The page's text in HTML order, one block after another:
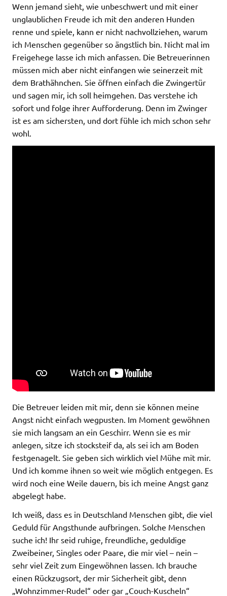
Wenn jemand sieht, wie unbeschwert und mit einer
unglaublichen Freude ich mit den anderen Hunden
renne und spiele, kann er nicht nachvollziehen, warum
ich Menschen gegenüber so ängstlich bin. Nicht mal im
Freigehege lasse ich mich anfassen. Die Betreuerinnen
müssen mich aber nicht einfangen wie seinerzeit mit
dem Brathähnchen. Sie öffnen einfach die Zwingertür
und sagen mir, ich soll heimgehen. Das verstehe ich
sofort und folge ihrer Aufforderung. Denn im Zwinger
ist es am sichersten, und dort fühle ich mich schon sehr
wohl.
Die Betreuer leiden mit mir, denn sie können meine
Angst nicht einfach wegpusten. Im Moment gewöhnen
sie mich langsam an ein Geschirr. Wenn sie es mir
anlegen, sitze ich stocksteif da, als sei ich am Boden
festgenagelt. Sie geben sich wirklich viel Mühe mit mir.
Und ich komme ihnen so weit wie möglich entgegen. Es
wird noch eine Weile dauern, bis ich meine Angst ganz
abgelegt habe.
Ich weiß, dass es in Deutschland Menschen gibt, die viel
Geduld für Angsthunde aufbringen. Solche Menschen
suche ich! Ihr seid ruhige, freundliche, geduldige
Zweibeiner, Singles oder Paare, die mir viel – nein –
sehr viel Zeit zum Eingewöhnen lassen. Ich brauche
einen Rückzugsort, der mir Sicherheit gibt, denn
„Wohnzimmer-Rudel“ oder gar „Couch-Kuscheln“